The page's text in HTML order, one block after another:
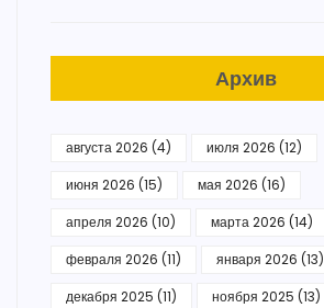
Архив
августа 2026 (4) июля 2026 (12)
июня 2026 (15) мая 2026 (16)
апреля 2026 (10) марта 2026 (14)
февраля 2026 (11) января 2026 (13)
декабря 2025 (11) ноября 2025 (13)